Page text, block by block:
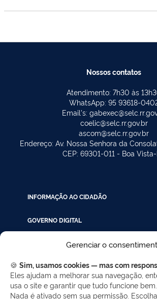
Gerenciar o
🍪 Sim, usamos cookies — mas com
Eles ajudam a melhorar sua navegação,
usa o site e garantir que tudo funcione bem.
Nada é ativado sem sua permissão.
Nossos contatos
Atendimento: 7h30 às
WhatsApp: 95 93618-
Email's:
coelic@selc.rr.gov.br
ascom@selc.rr.gov.br
Endereço: Av. Nossa Senhora da
CEP: 69301-011 - Boa Vista-
INFORMAÇÃO AO CIDADÃO
GOVERNO DIGITAL
INSTRUÇÃO PROCESSUAL
LINKS RÁPIDOS